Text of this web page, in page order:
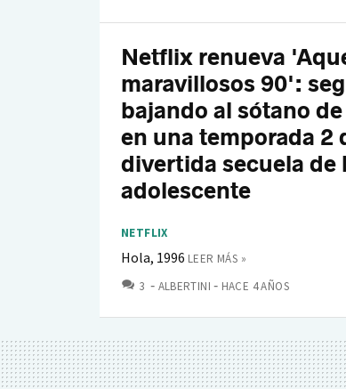
Netflix renueva
maravillosos 90':
bajando al sótano
en una temporada 2
divertida secuela de
adolescente
NETFLIX
Hola, 1996 LEER MÁS »
3 COMENTARIOS
ALBERTINI HACE 4 AÑOS